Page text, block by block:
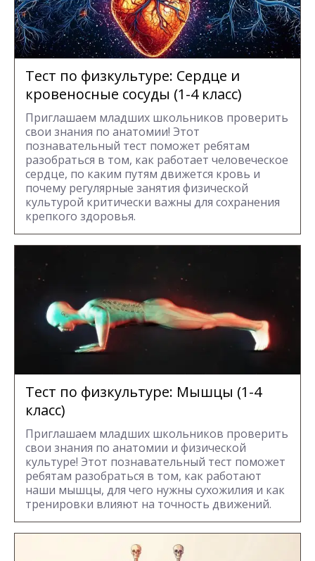
Тест по физкультуре: Сердце и
кровеносные сосуды (1-4 класс)
Приглашаем младших школьников проверить
свои знания по анатомии! Этот
познавательный тест поможет ребятам
разобраться в том, как работает человеческое
сердце, по каким путям движется кровь и
почему регулярные занятия физической
культурой критически важны для сохранения
крепкого здоровья.
Тест по физкультуре: Мышцы (1-4
класс)
Приглашаем младших школьников проверить
свои знания по анатомии и физической
культуре! Этот познавательный тест поможет
ребятам разобраться в том, как работают
наши мышцы, для чего нужны сухожилия и как
тренировки влияют на точность движений.